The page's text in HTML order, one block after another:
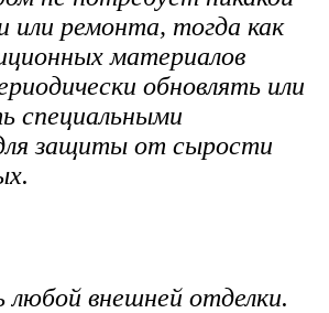
или ремонта, тогда как
материалов
обновлять или
специальными
защиты от сырости
внешней отделки.